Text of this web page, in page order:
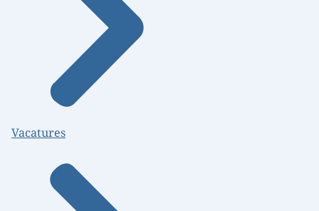
Vacatures